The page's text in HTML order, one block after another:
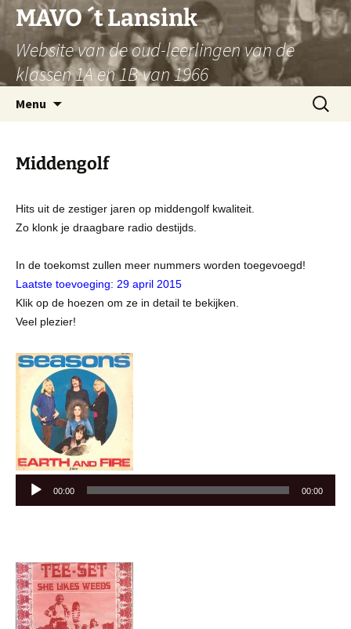
Ga
naar
de
inhoud
MAVO ´t Lansink
Website van de oud-leerlingen van de
klassen 1A en 1B van 1966
Menu
Zoeken
naar:
Middengolf
Hits uit de zestiger jaren op middengolf kwaliteit.
Zo klonk je draagbare radio destijds.
In de toekomst zullen meer nummers worden toegevoegd!
Laatste toevoeging: 29 april 2015
Klik op de hoezen om ze in detail te bekijken.
Veel plezier!
Audiospeler
00:00 00:00